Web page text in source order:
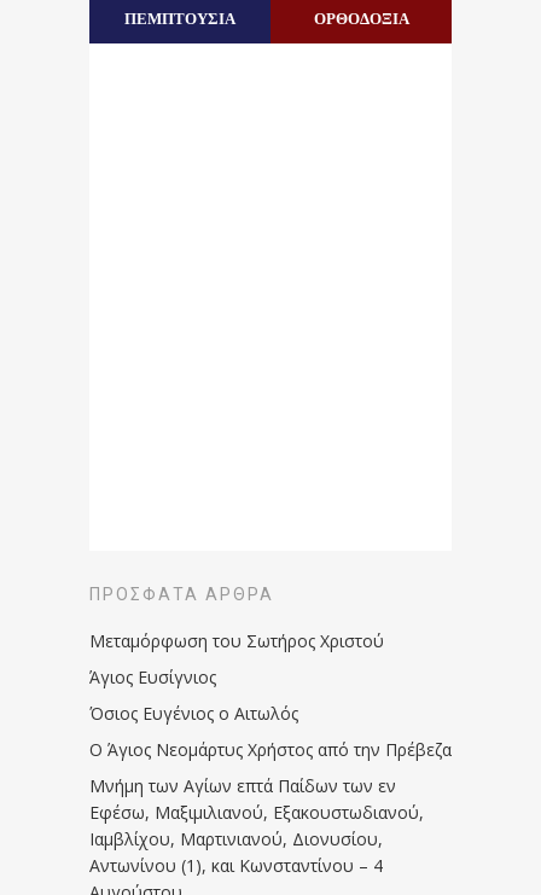
ΠΕΜΠΤΟΥΣΙΑ ΟΡΘΟΔΟΞΙΑ
ΠΡΌΣΦΑΤΑ ΆΡΘΡΑ
Μεταμόρφωση του Σωτήρος Χριστού
Άγιος Ευσίγνιος
Όσιος Ευγένιος ο Αιτωλός
Ο Άγιος Νεομάρτυς Χρήστος από την Πρέβεζα
Μνήμη των Aγίων επτά Παίδων των εν
Eφέσω, Mαξιμιλιανού, Eξακουστωδιανού,
Iαμβλίχου, Mαρτινιανού, Διονυσίου,
Aντωνίνου (1), και Kωνσταντίνου – 4